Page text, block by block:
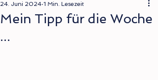
Mein Tipp für die Woche
...
24. Juni 2024 1 Min. Lesezeit